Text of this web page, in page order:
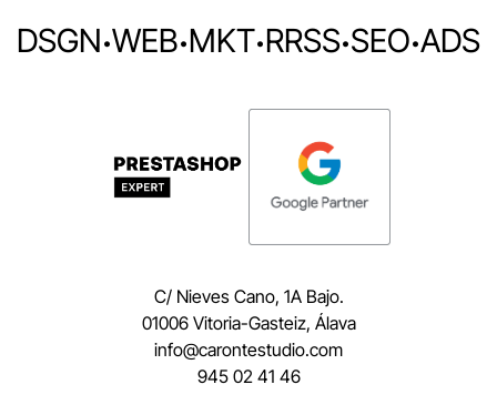
DSGN·WEB·MKT·RRSS·SEO·ADS
C/ Nieves Cano, 1A Bajo.
01006 Vitoria-Gasteiz, Álava
moc.oidutsetnorac@ofni
945 02 41 46